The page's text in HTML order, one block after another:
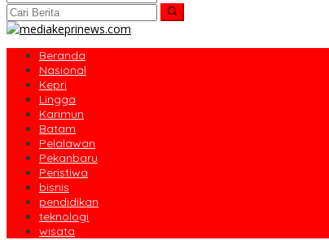
Beranda
Nasional
Kepri
Lingga
Karimun
Batam
Pelalawan
Pekanbaru
Peristiwa
bisnis
pendidikan
teknologi
wisata